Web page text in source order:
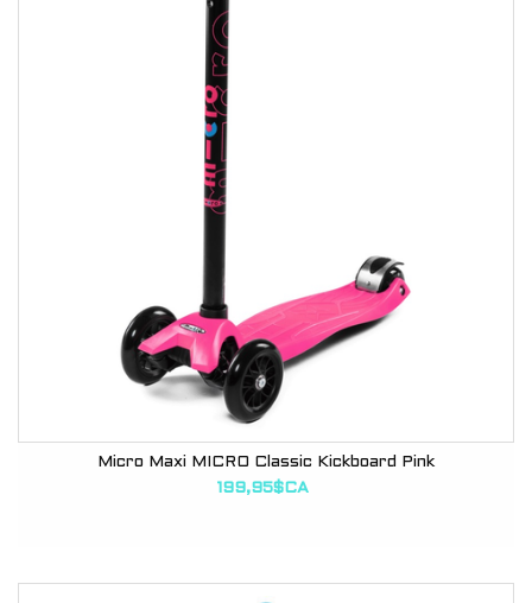
Micro Maxi MICRO Classic Kickboard Pink
199,95$CA